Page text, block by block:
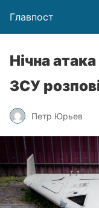
Главпост
Нічна
ЗСУ
Петр Юрьев